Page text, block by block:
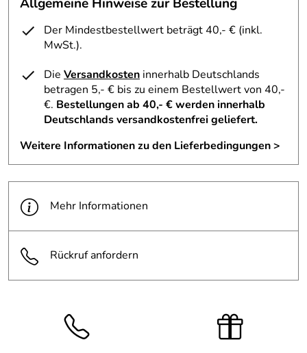
Der Mindestbestellwert beträgt 40,- € (inkl.
MwSt.).
Die Versandkosten innerhalb Deutschlands
betragen 5,- € bis zu einem Bestellwert von 40,-
€. Bestellungen ab 40,- € werden innerhalb
Deutschlands versandkostenfrei geliefert.
Weitere Informationen zu den Lieferbedingungen >
Mehr Informationen
Rückruf anfordern